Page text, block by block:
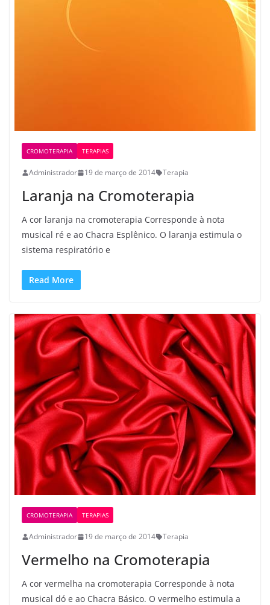
CROMOTERAPIA TERAPIAS
Administrador 19 de março de 2014 Terapia
Laranja na Cromoterapia
A cor laranja na cromoterapia Corresponde à nota
musical ré e ao Chacra Esplênico. O laranja estimula o
sistema respiratório e
Read More
CROMOTERAPIA TERAPIAS
Administrador 19 de março de 2014 Terapia
Vermelho na Cromoterapia
A cor vermelha na cromoterapia Corresponde à nota
musical dó e ao Chacra Básico. O vermelho estimula a